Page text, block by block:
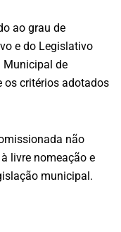
ao grau de
e do Legislativo
Municipal de
os critérios adotados
não
livre nomeação e
municipal.